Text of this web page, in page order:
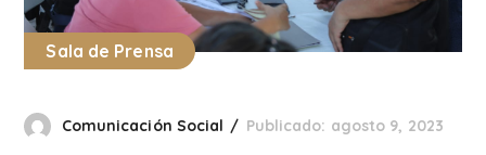
Sala de Prensa
Comunicación Social Publicado: agosto 9, 2023